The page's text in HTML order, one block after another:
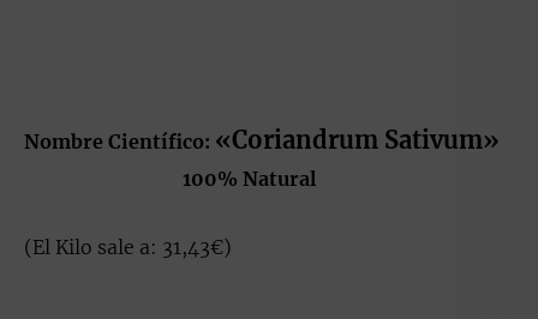
Nombre Científico: «Coriandrum Sativum»
100% Natural
(El Kilo sale a: 31,43€)